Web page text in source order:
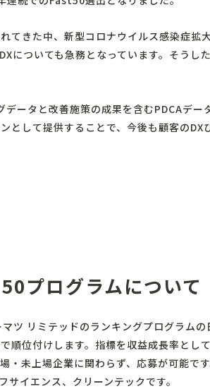
てきた中、新型コロナウイルス感染症拡
についても急務となっています。そうし
ータと改善施策の成果を含むPDCAデー
として提供することで、今後も顧客のDX
プログラムについて
ツ リミテッドのランキングプログラム
順位付けします。指標を収益成長率とし
・未上場企業に関わらず、応募が可能で
サイエンス、クリーンテックです。